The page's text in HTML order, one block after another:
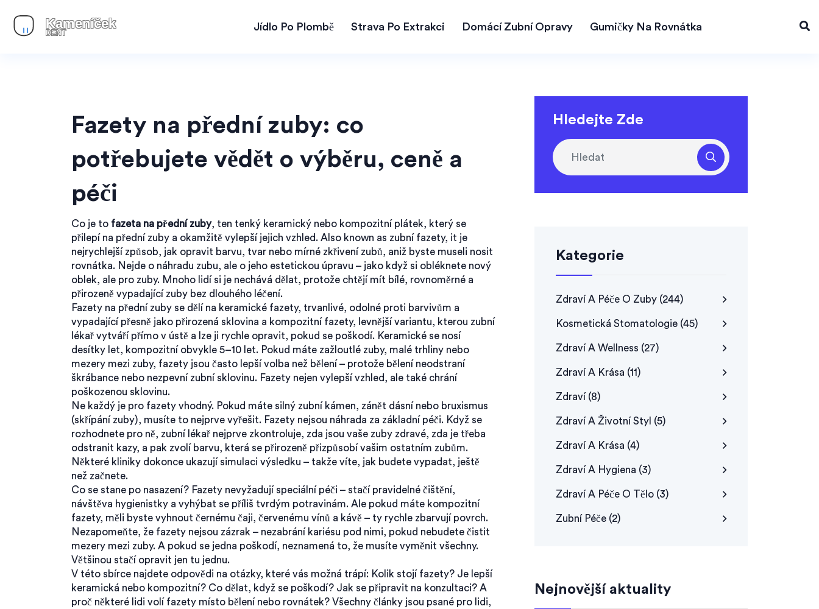
Jídlo Po Plombě Strava Po Extrakci Domácí Zubní Opravy Gumičky Na Rovnátka
Fazety na přední zuby: co
potřebujete vědět o výběru, ceně a
péči
Co je to fazeta na přední zuby, ten tenký keramický nebo kompozitní plátek, který se
přilepí na přední zuby a okamžitě vylepší jejich vzhled. Also known as zubní fazety, it je
nejrychlejší způsob, jak opravit barvu, tvar nebo mírné zkřivení zubů, aniž byste museli nosit
rovnátka. Nejde o náhradu zubu, ale o jeho estetickou úpravu – jako když si obléknete nový
oblek, ale pro zuby. Mnoho lidí si je nechává dělat, protože chtějí mít bílé, rovnoměrné a
přirozeně vypadající zuby bez dlouhého léčení.
Fazety na přední zuby se dělí na keramické fazety, trvanlivé, odolné proti barvivům a
vypadající přesně jako přirozená sklovina a kompozitní fazety, levnější variantu, kterou zubní
lékař vytváří přímo v ústě a lze ji rychle opravit, pokud se poškodí. Keramické se nosí
desítky let, kompozitní obvykle 5–10 let. Pokud máte zažloutlé zuby, malé trhliny nebo
mezery mezi zuby, fazety jsou často lepší volba než bělení – protože bělení neodstraní
škrábance nebo nezpevní zubní sklovinu. Fazety nejen vylepší vzhled, ale také chrání
poškozenou sklovinu.
Ne každý je pro fazety vhodný. Pokud máte silný zubní kámen, zánět dásní nebo bruxismus
(skřípání zuby), musíte to nejprve vyřešit. Fazety nejsou náhrada za základní péči. Když se
rozhodnete pro ně, zubní lékař nejprve zkontroluje, zda jsou vaše zuby zdravé, zda je třeba
odstranit kazy, a pak zvolí barvu, která se přirozeně přizpůsobí vašim ostatním zubům.
Některé kliniky dokonce ukazují simulaci výsledku – takže víte, jak budete vypadat, ještě
než začnete.
Co se stane po nasazení? Fazety nevyžadují speciální péči – stačí pravidelné čištění,
návštěva hygienistky a vyhýbat se příliš tvrdým potravinám. Ale pokud máte kompozitní
fazety, měli byste vyhnout černému čaji, červenému vínů a kávě – ty rychle zbarvují povrch.
Nezapomeňte, že fazety nejsou zázrak – nezabrání kariésu pod nimi, pokud nebudete čistit
mezery mezi zuby. A pokud se jedna poškodí, neznamená to, že musíte vyměnit všechny.
Většinou stačí opravit jen tu jednu.
V této sbírce najdete odpovědi na otázky, které vás možná trápí: Kolik stojí fazety? Je lepší
keramická nebo kompozitní? Co dělat, když se poškodí? Jak se připravit na konzultaci? A
proč některé lidi volí fazety místo bělení nebo rovnátek? Všechny články jsou psané pro lidi,
Hledejte Zde
Kategorie
Zdraví A Péče O Zuby (244)
Kosmetická Stomatologie (45)
Zdraví A Wellness (27)
Zdraví A Krása (11)
Zdraví (8)
Zdraví A Životní Styl (5)
Zdraví A Krása (4)
Zdraví A Hygiena (3)
Zdraví A Péče O Tělo (3)
Zubní Péče (2)
Nejnovější aktuality